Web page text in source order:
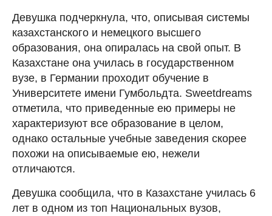
Девушка подчеркнула, что, описывая системы
казахстанского и немецкого высшего
образования, она опиралась на свой опыт. В
Казахстане она училась в государственном
вузе, в Германии проходит обучение в
Университете имени Гумбольдта. Sweetdreams
отметила, что приведенные ею примеры не
характеризуют все образование в целом,
однако остальные учебные заведения скорее
похожи на описываемые ею, нежели
отличаются.
Девушка сообщила, что в Казахстане училась 6
лет в одном из топ Национальных вузов,